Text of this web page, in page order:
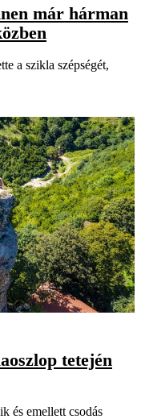
már hárman
a szikla szépségét,
tetején
és emellett csodás